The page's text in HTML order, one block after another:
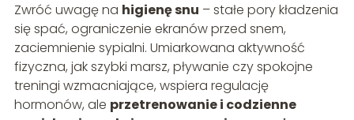
Zwróć uwagę na higienę snu – stałe pory kładzenia
się spać, ograniczenie ekranów przed snem,
zaciemnienie sypialni. Umiarkowana aktywność
fizyczna, jak szybki marsz, pływanie czy spokojne
treningi wzmacniające, wspiera regulację
hormonów, ale przetrenowanie i codzienne